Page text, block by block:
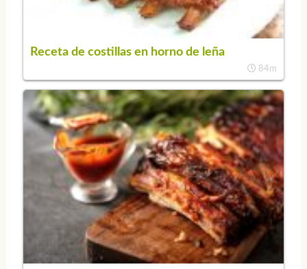
Receta de costillas en horno de leña
84m